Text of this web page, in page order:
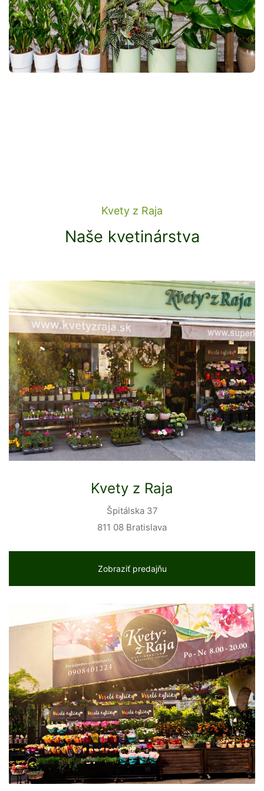
Kvety z Raja
Naše kvetinárstva
Kvety z Raja
Špitálska 37
811 08 Bratislava
Zobraziť predajňu